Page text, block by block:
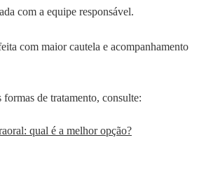
com a equipe responsável.
com maior cautela e acompanhamento
formas de tratamento, consulte:
qual é a melhor opção?